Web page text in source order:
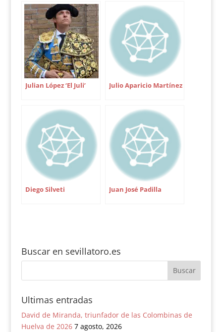
Julian López ‘El Juli’ Julio Aparicio Martínez
Diego Silveti Juan José Padilla
Buscar en sevillatoro.es
Ultimas entradas
David de Miranda, triunfador de las Colombinas de
Huelva de 2026 7 agosto, 2026